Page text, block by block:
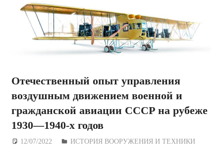
Отечественный опыт управления
воздушным движением военной и
гражданской авиации СССР на рубеже
1930—1940-х годов
12/07/2022 Дежурный по Редакции
ИСТОРИЯ ВООРУЖЕНИЯ И ТЕХНИКИ